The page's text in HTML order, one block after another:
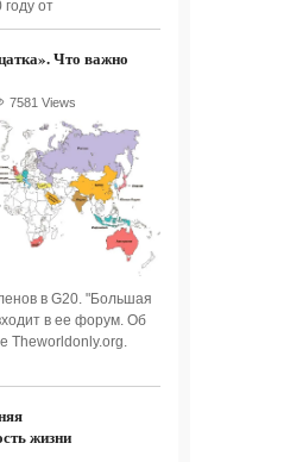
от
Что важно
7581 Views
в G20. "Большая
в ее форум. Об
Theworldonly.org.
жизни